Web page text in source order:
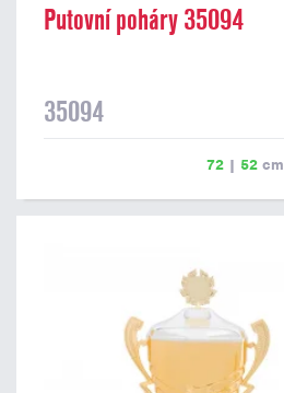
Putovní poháry 35094
35094
72| 52cm